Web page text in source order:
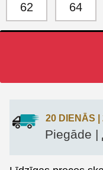
62 64
20 DIENĀS
Piegāde |